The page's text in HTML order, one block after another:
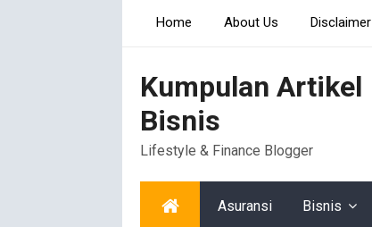
Home About Us Disclaimer
Kumpulan Artikel
Bisnis
Lifestyle & Finance Blogger
Asuransi Bisnis